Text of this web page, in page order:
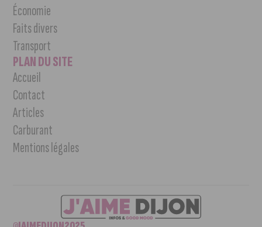
Économie
Faits divers
Transport
PLAN DU SITE
Accueil
Contact
Articles
Carburant
Mentions légales